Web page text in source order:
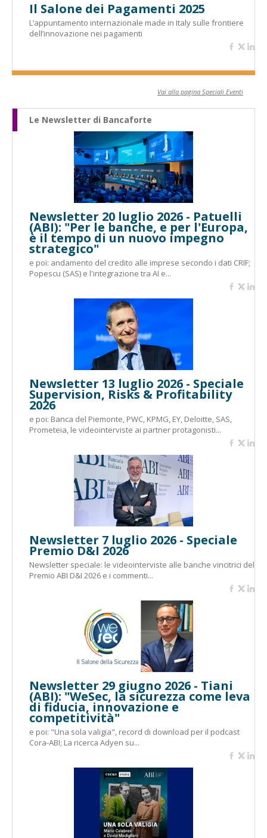
Il Salone dei Pagamenti 2025
L’appuntamento internazionale made in Italy sulle frontiere
dell’innovazione nei pagamenti
Vai alla pagina Speciali Eventi
Le Newsletter di Bancaforte
Newsletter 20 luglio 2026 - Patuelli
(ABI): "Per le banche, e per l'Europa,
è il tempo di un nuovo impegno
strategico"
e poi: andamento del credito alle imprese secondo i dati CRIF;
Popescu (SAS) e l'integrazione tra AI e...
Newsletter 13 luglio 2026 - Speciale
Supervision, Risks & Profitability
2026
e poi: Banca del Piemonte, PWC, KPMG, EY, Deloitte, SAS,
Prometeia, le videointerviste ai partner protagonisti...
Newsletter 7 luglio 2026 - Speciale
Premio D&I 2026
Newsletter speciale: le videointerviste alle banche vincitrici del
Premio ABI D&I 2026 e i commenti...
Newsletter 29 giugno 2026 - Tiani
(ABI): "WeSec, la sicurezza come leva
di fiducia, innovazione e
competitività"
e poi: "Una sola valigia", record di download per il podcast
Cora-ABI; La ricerca Adyen su...